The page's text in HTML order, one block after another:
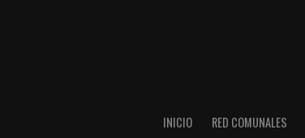
INICIO RED COMUNALES